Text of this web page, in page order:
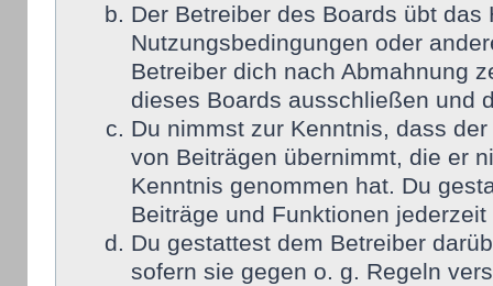
Der Betreiber des Boards übt
Nutzungsbedingungen oder
Betreiber dich nach Abmahnung
dieses Boards ausschließen und
Du nimmst zur Kenntnis, dass
von Beiträgen übernimmt, die er
Kenntnis genommen hat. Du
Beiträge und Funktionen
Du gestattest dem Betreiber
sofern sie gegen o. g. Regeln